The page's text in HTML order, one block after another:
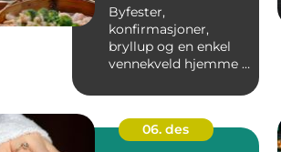
Byfester,
konfirmasjoner,
bryllup og en enkel
vennekveld hjemme i
felles...
06. des